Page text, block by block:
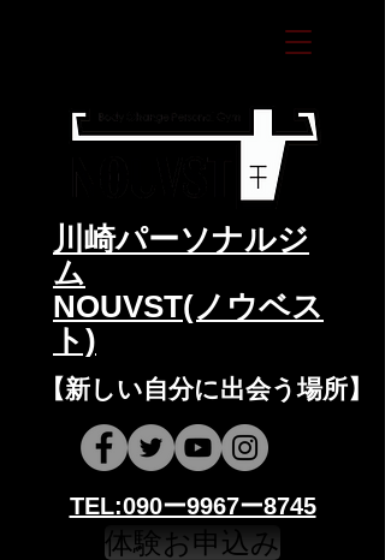
​川崎パーソナルジ
ム
NOUVST(ノウベス
ト)
​​【新しい自分に出会う場所】
​​TEL:090ー9967ー8745
体験お申込み